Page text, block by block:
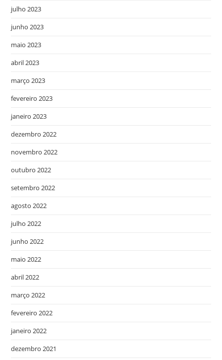
julho 2023
junho 2023
maio 2023
abril 2023
março 2023
fevereiro 2023
janeiro 2023
dezembro 2022
novembro 2022
outubro 2022
setembro 2022
agosto 2022
julho 2022
junho 2022
maio 2022
abril 2022
março 2022
fevereiro 2022
janeiro 2022
dezembro 2021